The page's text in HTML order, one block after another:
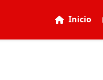
Inicio